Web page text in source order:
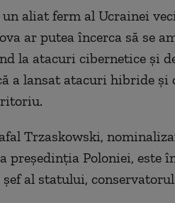
aliat ferm al Ucrainei
ar putea încerca să se
la atacuri cibernetice şi
a lansat atacuri hibride
Trzaskowski,
preşedinţia Poloniei, este
al statului,